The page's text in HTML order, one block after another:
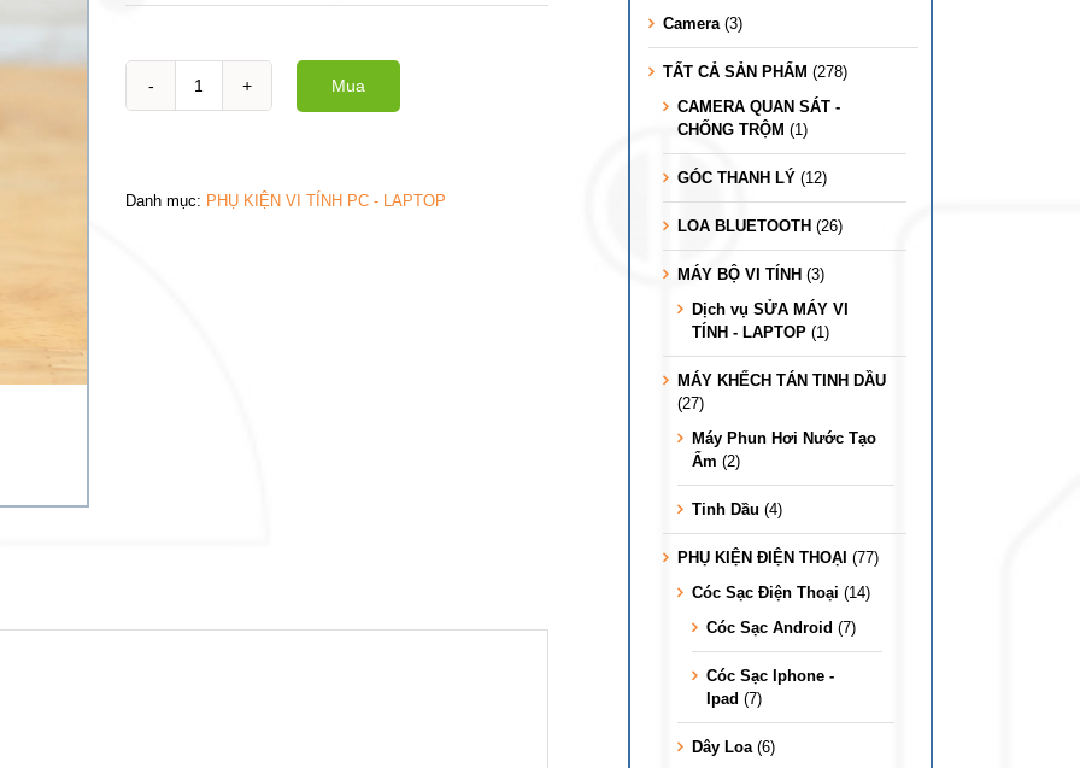
Webcam
Mua
Danh mục: PHỤ KIỆN VI TÍNH PC - LAPTOP
Camera (3)
TẤT CẢ SẢN PHẨM (278)
CAMERA QUAN SÁT -
CHỐNG TRỘM (1)
GÓC THANH LÝ (12)
LOA BLUETOOTH (26)
MÁY BỘ VI TÍNH (3)
Dịch vụ SỬA MÁY VI
TÍNH - LAPTOP (1)
MÁY KHẾCH TÁN TINH DẦU
(27)
Máy Phun Hơi Nước Tạo
Ẩm (2)
Tinh Dầu (4)
PHỤ KIỆN ĐIỆN THOẠI (77)
Cóc Sạc Điện Thoại (14)
Cóc Sạc Android (7)
Cóc Sạc Iphone -
Ipad (7)
Dây Loa (6)